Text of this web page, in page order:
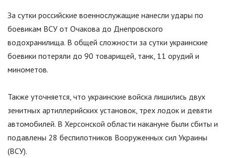
За сутки российские военнослужащие нанесли удары по
боевикам ВСУ от Очакова до Днепровского
водохранилища. В общей сложности за сутки украинские
боевики потеряли до 90 товарищей, танк, 11 орудий и
минометов.
Также уточняется, что украинские войска лишились двух
зенитных артиллерийских установок, трех лодок и девяти
автомобилей. В Херсонской области накануне были сбиты и
подавлены 28 беспилотников Вооруженных сил Украины
(ВСУ).